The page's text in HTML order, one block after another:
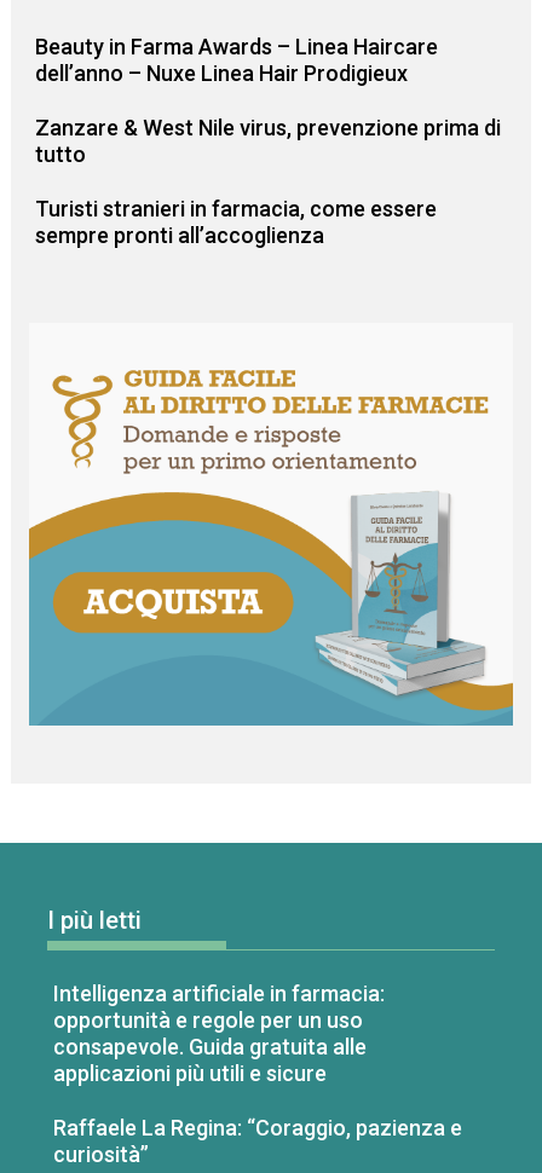
Beauty in Farma Awards – Linea Haircare
dell’anno – Nuxe Linea Hair Prodigieux
Zanzare & West Nile virus, prevenzione prima di
tutto
Turisti stranieri in farmacia, come essere
sempre pronti all’accoglienza
I più letti
Intelligenza artificiale in farmacia:
opportunità e regole per un uso
consapevole. Guida gratuita alle
applicazioni più utili e sicure
Raffaele La Regina: “Coraggio, pazienza e
curiosità”